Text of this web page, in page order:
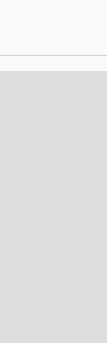
en el